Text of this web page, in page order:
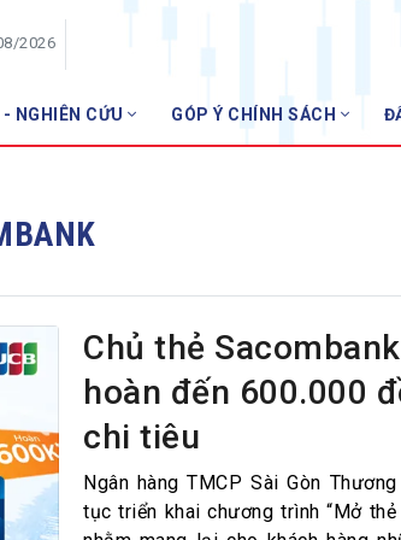
2026
NGHIÊN CỨU GÓP Ý CHÍNH SÁCH
Chủ thẻ
hoàn đến 600.000
chi tiêu
Ngân hàng TMCP Sài Gòn
tục triển khai chương trình “Mở